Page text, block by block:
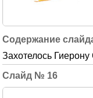
Захотелось
16